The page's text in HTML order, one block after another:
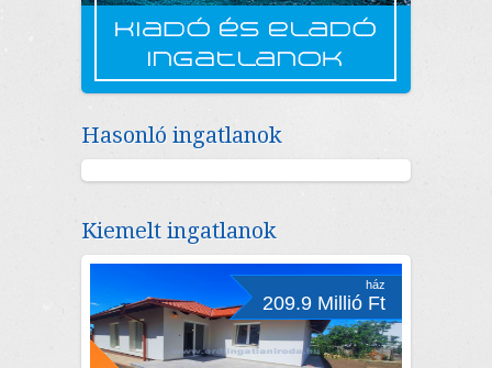
Hasonló ingatlanok
Kiemelt ingatlanok
ház
209.9 Millió Ft